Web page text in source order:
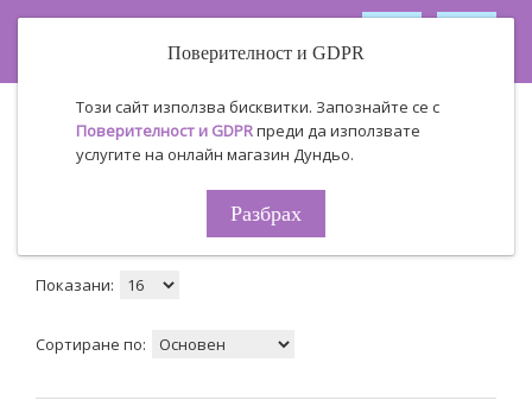
Поверителност и GDPR
Този сайт използва бисквитки. Запознайте се с
Поверителност и GDPRпреди да използвате
услугите на онлайн магазин Дундьо.
Разбрах
Производител Bebetto
Bebetto
Продукти за сравнение ( 0 )
Показани:
Сортиране по: